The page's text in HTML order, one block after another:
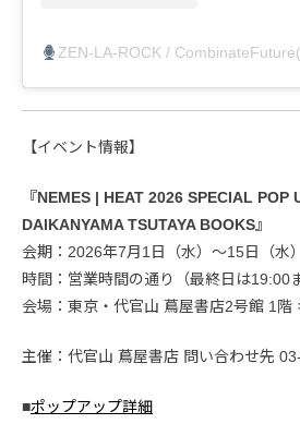
ZEN-LA-ROCK /
【イベント情報】
『NEMES | HEAT 2026 SPECIAL POP
DAIKANYAMA TSUTAYA BOOKS』
会期：2026年7月1日（水）〜15日（水）
時間：営業時間の通り（最終日は19:00
会場：東京・代官山 蔦屋書店2号館 1階
主催：代官山 蔦屋書店 問い合わせ先
■ポップアップ詳細